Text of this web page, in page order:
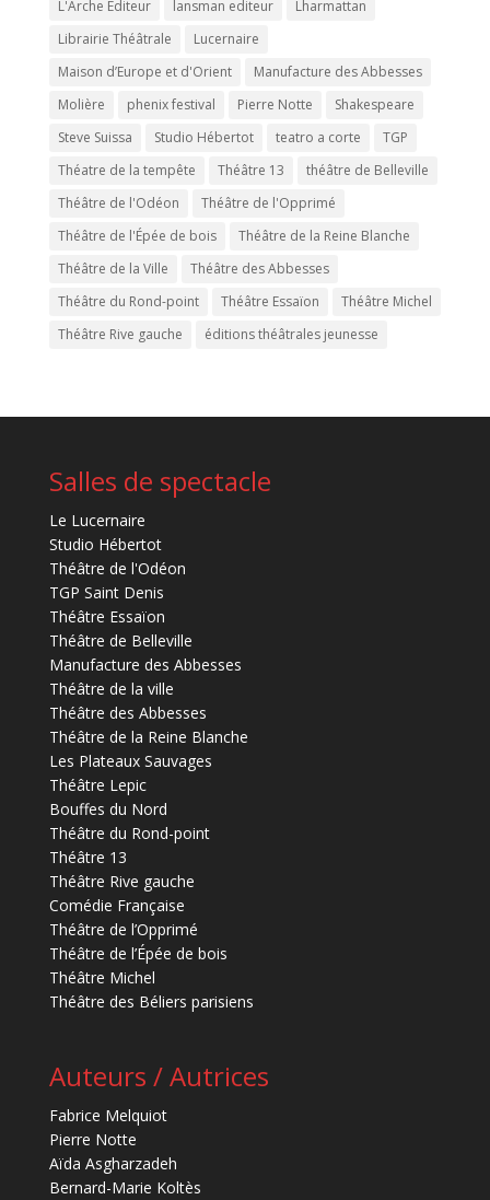
L'Arche Editeur lansman editeur
Lharmattan
Librairie Théâtrale
Lucernaire
Maison d’Europe et d'Orient
Manufacture des Abbesses
Molière
phenix festival Pierre Notte
Shakespeare
Steve Suissa
Studio Hébertot teatro a corte
TGP
Théatre de la tempête
Théâtre 13
théâtre de Belleville
Théâtre de l'Odéon
Théâtre de l'Opprimé
Théâtre de l'Épée de bois
Théâtre de la Reine Blanche
Théâtre de la Ville
Théâtre des Abbesses
Théâtre du Rond-point
Théâtre Essaïon
Théâtre Michel
Théâtre Rive gauche
éditions théâtrales jeunesse
Salles de spectacle
Le Lucernaire
Studio Hébertot
Théâtre de l'Odéon
TGP Saint Denis
Théâtre Essaïon
Théâtre de Belleville
Manufacture des Abbesses
Théâtre de la ville
Théâtre des Abbesses
Théâtre de la Reine Blanche
Les Plateaux Sauvages
Théâtre Lepic
Bouffes du Nord
Théâtre du Rond-point
Théâtre 13
Théâtre Rive gauche
Comédie Française
Théâtre de l’Opprimé
Théâtre de l’Épée de bois
Théâtre Michel
Théâtre des Béliers parisiens
Auteurs / Autrices
Fabrice Melquiot
Pierre Notte
Aïda Asgharzadeh
Bernard-Marie Koltès